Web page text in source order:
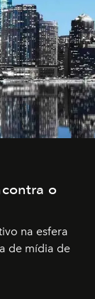
o
na esfera
de mídia de